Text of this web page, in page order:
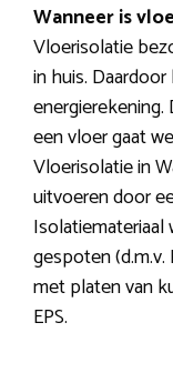
Wanneer is
Vloerisolatie
in huis.
een vloer gaat
Vloerisolatie in
uitvoeren door
gespoten
met platen van
EPS.